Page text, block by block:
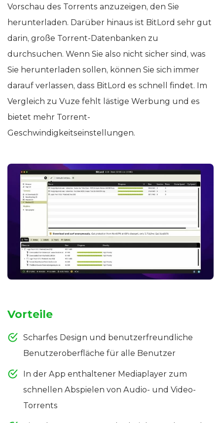
Vorschau des Torrents anzuzeigen, den Sie
herunterladen. Darüber hinaus ist BitLord sehr gut
darin, große Torrent-Datenbanken zu
durchsuchen. Wenn Sie also nicht sicher sind, was
Sie herunterladen sollen, können Sie sich immer
darauf verlassen, dass BitLord es schnell findet. Im
Vergleich zu Vuze fehlt lästige Werbung und es
bietet mehr Torrent-
Geschwindigkeitseinstellungen.
Vorteile
Scharfes Design und benutzerfreundliche
Benutzeroberfläche für alle Benutzer
In der App enthaltener Mediaplayer zum
schnellen Abspielen von Audio- und Video-
Torrents